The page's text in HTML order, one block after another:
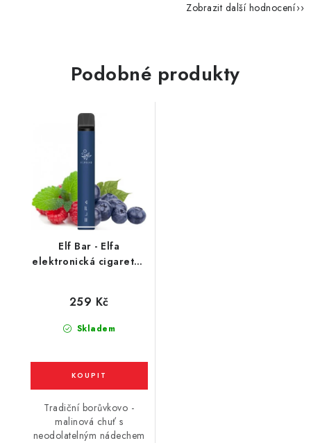
Zobrazit další hodnocení
Podobné produkty
Elf Bar - Elfa
elektronická cigareta -
borůvka a malina)
20mg
Skladem
259 Kč
Tradiční borůvkovo -
malinová chuť s
neodolatelným nádechem